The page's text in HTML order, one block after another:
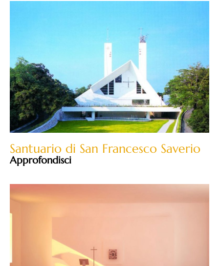
Santuario di San Francesco Saverio
Approfondisci